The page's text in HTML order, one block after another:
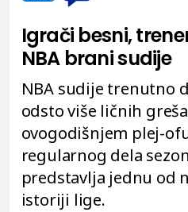
Igrači besni,
NBA brani sudije
NBA sudije trenutno
odsto više ličnih
ovogodišnjem plej-
regularnog dela
predstavlja jednu od
istoriji lige.